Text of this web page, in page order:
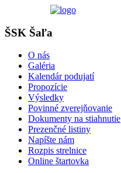
ŠSK Šaľa
O nás
Galéria
Kalendár podujatí
Propozície
Výsledky
Povinné zverejňovanie
Dokumenty na stiahnutie
Prezenčné listiny
Napíšte nám
Rozpis strelnice
Online štartovka